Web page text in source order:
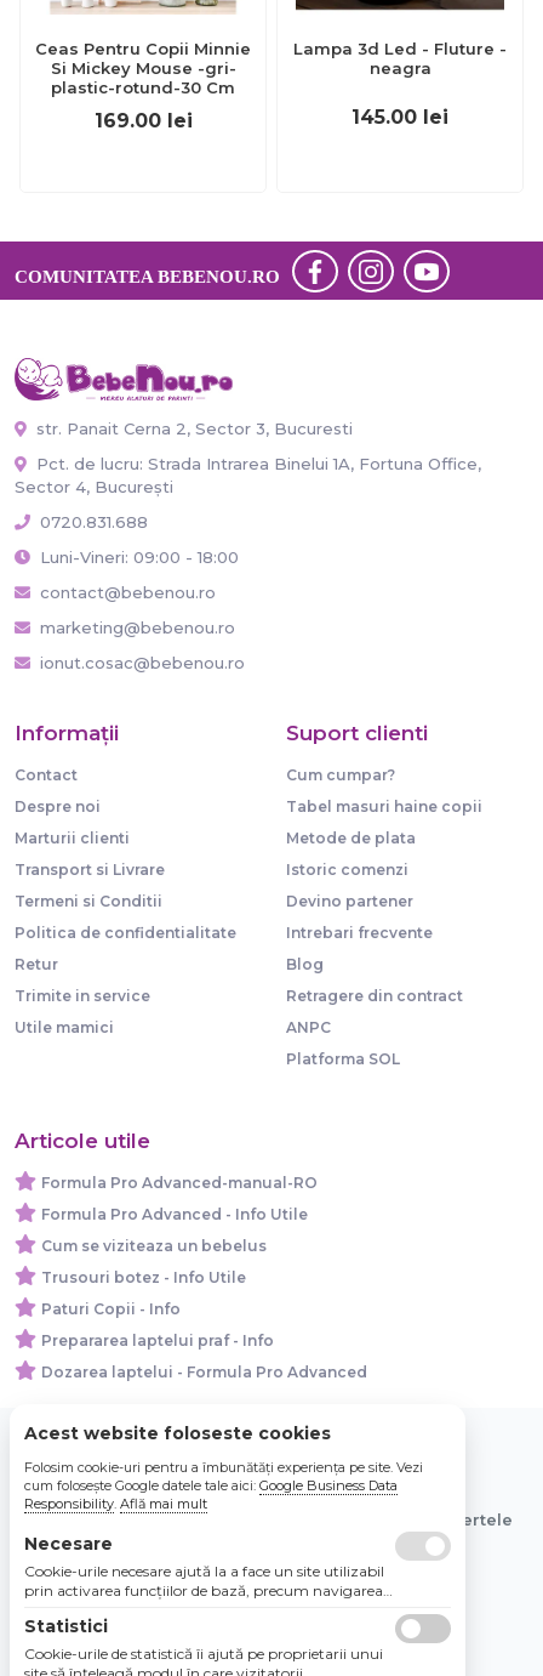
Ceas Pentru Copii Minnie
Si Mickey Mouse -gri-
plastic-rotund-30 Cm
169.00 lei
Lampa 3d Led - Fluture -
neagra
145.00 lei
COMUNITATEA BEBENOU.RO
str. Panait Cerna 2, Sector 3, Bucuresti
Pct. de lucru: Strada Intrarea Binelui 1A, Fortuna Office,
Sector 4, București
0720.831.688
Luni-Vineri: 09:00 - 18:00
contact@bebenou.ro
marketing@bebenou.ro
ionut.cosac@bebenou.ro
Informaţii
Contact
Despre noi
Marturii clienti
Transport si Livrare
Termeni si Conditii
Politica de confidentialitate
Retur
Trimite in service
Utile mamici
Suport clienti
Cum cumpar?
Tabel masuri haine copii
Metode de plata
Istoric comenzi
Devino partener
Intrebari frecvente
Blog
Retragere din contract
ANPC
Platforma SOL
Articole utile
Formula Pro Advanced-manual-RO
Formula Pro Advanced - Info Utile
Cum se viziteaza un bebelus
Trusouri botez - Info Utile
Paturi Copii - Info
Prepararea laptelui praf - Info
Dozarea laptelui - Formula Pro Advanced
© 2026 Bebe Nou Online Store SRL
Toate preturile sunt exprimate in lei si includ tva. Ofertele
sunt valabile in limita stocului disponibil.
Acest website foloseste cookies
Folosim cookie-uri pentru a îmbunătăți experiența pe site. Vezi
cum folosește Google datele tale aici: Google Business Data
Responsibility. Află mai mult
Necesare
Cookie-urile necesare ajută la a face un site utilizabil
prin activarea funcţiilor de bază, precum navigarea
Site-ul nu poate funcţiona corespunzător fără aceste
cookie-uri.
Statistici
Cookie-urile de statistică îi ajută pe proprietarii unui